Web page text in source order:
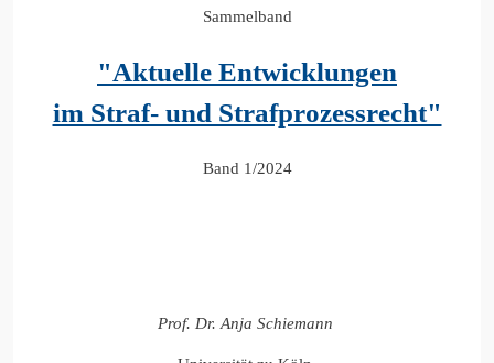
Sammelband
"Aktuelle Entwicklungen
im Straf- und Strafprozessrecht"
Band 1/2024
Prof. Dr. Anja Schiemann